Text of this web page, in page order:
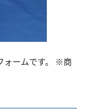
ォームです。 ※商